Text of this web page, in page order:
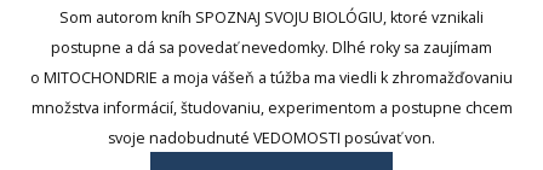
Som autorom kníh SPOZNAJ SVOJU BIOLÓGIU, ktoré vznikali
postupne a dá sa povedať nevedomky. Dlhé roky sa zaujímam
o MITOCHONDRIE a moja vášeň a túžba ma viedli k zhromažďovaniu
množstva informácií, študovaniu, experimentom a postupne chcem
svoje nadobudnuté VEDOMOSTI posúvať von.